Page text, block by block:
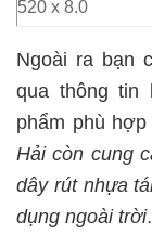
520 x 8.0
Ngoài ra bạn
qua thông
phẩm phù
Hải còn cung
dây rút nhựa
dụng ngoài